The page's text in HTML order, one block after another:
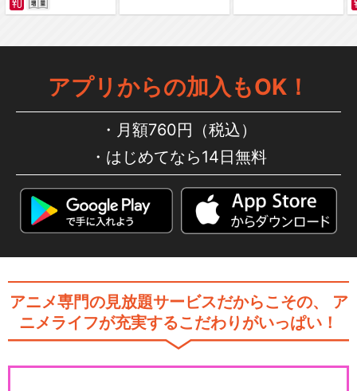
アプリからの加入もOK！
月額760円（税込）
はじめてなら14日無料
アニメ専門の見放題サービスだからこその、
ア
ニメライフが充実するこだわりがいっぱい！